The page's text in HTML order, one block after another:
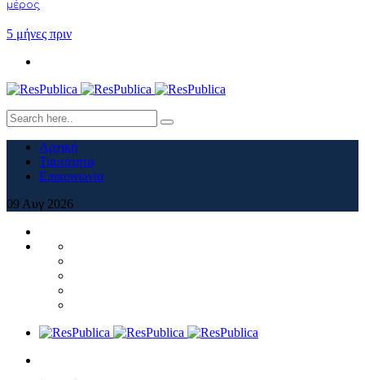
μέρος
5 μήνες πριν
Αρχική
Ταυτότητα
Επικοινωνία
09Αυγ 2026